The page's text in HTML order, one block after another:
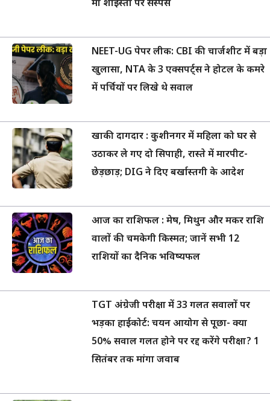
मां शाइस्ता पर सस्पेंस
NEET-UG पेपर लीक: CBI की चार्जशीट में बड़ा
खुलासा, NTA के 3 एक्सपर्ट्स ने होटल के कमरे
में पर्चियों पर लिखे थे सवाल
खाकी दागदार : कुशीनगर में महिला को घर से
उठाकर ले गए दो सिपाही, रास्ते में मारपीट-
छेड़छाड़; DIG ने दिए बर्खास्तगी के आदेश
आज का राशिफल : मेष, मिथुन और मकर राशि
वालों की चमकेगी किस्मत; जानें सभी 12
राशियों का दैनिक भविष्यफल
TGT अंग्रेजी परीक्षा में 33 गलत सवालों पर
भड़का हाईकोर्ट: चयन आयोग से पूछा- क्या
50% सवाल गलत होने पर रद्द करेंगे परीक्षा? 1
सितंबर तक मांगा जवाब